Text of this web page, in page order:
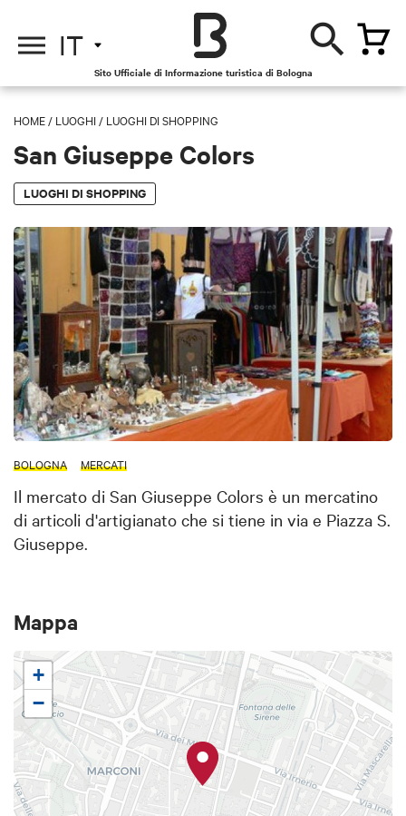
IT
Sito Ufficiale di Informazione turistica di Bologna
HOME / LUOGHI / LUOGHI DI SHOPPING
San Giuseppe Colors
LUOGHI DI SHOPPING
BOLOGNA MERCATI
Il mercato di San Giuseppe Colors è un mercatino
di articoli d'artigianato che si tiene in via e Piazza S.
Giuseppe.
Mappa
+
−